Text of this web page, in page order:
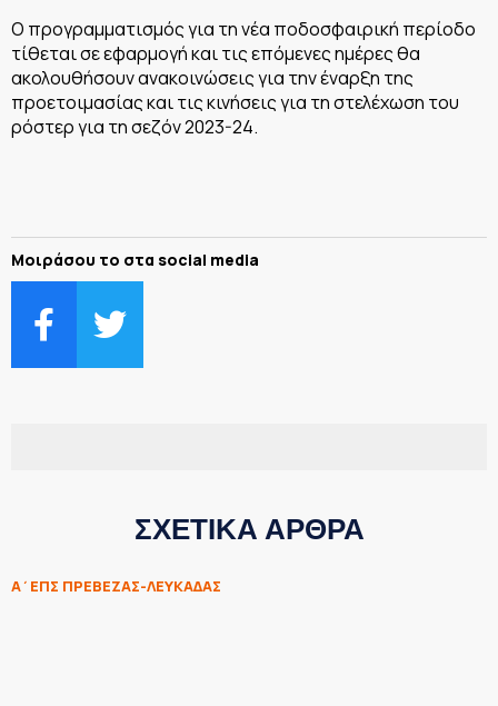
Ο προγραμματισμός για τη νέα ποδοσφαιρική περίοδο
τίθεται σε εφαρμογή και τις επόμενες ημέρες θα
ακολουθήσουν ανακοινώσεις για την έναρξη της
προετοιμασίας και τις κινήσεις για τη στελέχωση του
ρόστερ για τη σεζόν 2023-24.
Μοιράσου το στα social media
ΣΧΕΤΙΚΑ ΑΡΘΡΑ
Α΄ΕΠΣ ΠΡΕΒΕΖΑΣ-ΛΕΥΚΑΔΑΣ